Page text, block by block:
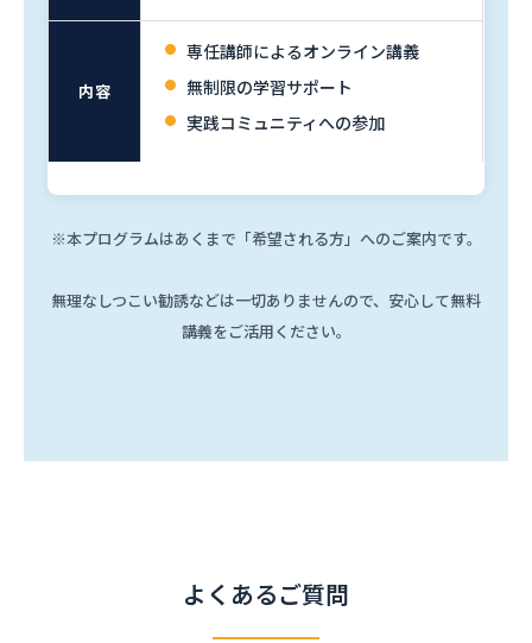
内容
専任講師によるオンライン講義
無制限の学習サポート
実践コミュニティへの参加
※本プログラムはあくまで「希望される方」へのご案内です。
無理なしつこい勧誘などは一切ありませんので、安心して無料
講義をご活用ください。
よくあるご質問